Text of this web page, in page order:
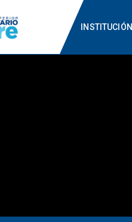
INSTITUCIÓN